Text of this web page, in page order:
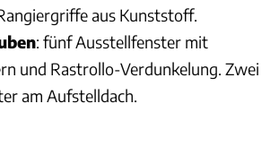
aus Kunststoff.
: fünf Ausstellfenster mit
und Rastrollo-Verdunkelung. Zwei
am Aufstelldach.